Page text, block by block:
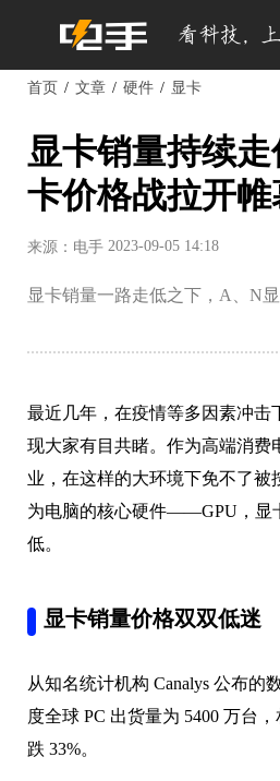
首页 文章 硬件 显卡
显卡销量持续走
卡价格战拉开帷
来源：电手 2023-09-05 14:18
显卡销量一路走低之下，A、N显
最近几年，在疫情等多因素冲击
现大家有目共睹。作为高端消费
业，在这样的大环境下免不了被
为电脑的核心硬件——GPU，显
低。
显卡销量价格双双低迷
从知名统计机构 Canalys 公布的
度全球 PC 出货量为 5400 万台
跌 33%。